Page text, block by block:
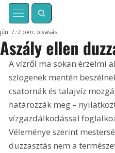
Aszály ellen
jún. 7. 2 perc olvasás
A vízről ma sokan érzelmi
szlogenek mentén
csatornák és talajvíz
határozzák meg –
vízgazdálkodással
Véleménye szerint
duzzasztás nem a